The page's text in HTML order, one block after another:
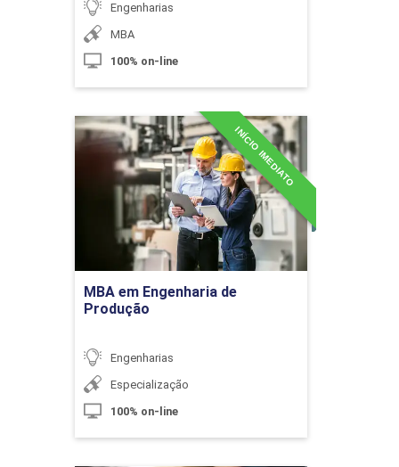
Aspectos Administrativos, Jurídicos e
Ambientais de Obras Civis
Aspectos Jurídicos e Administrativos
da Gestão de Obras
Documentos e Contratos de Obras
Engenharias
MBA
100% on-line
MBA em Engenharia de
Produção
INÍCIO IMEDIATO
Engenharias
Especialização
100% on-line
MBA em Engenharia de
Produção
Detalhes do curso
Ir para Inscrição